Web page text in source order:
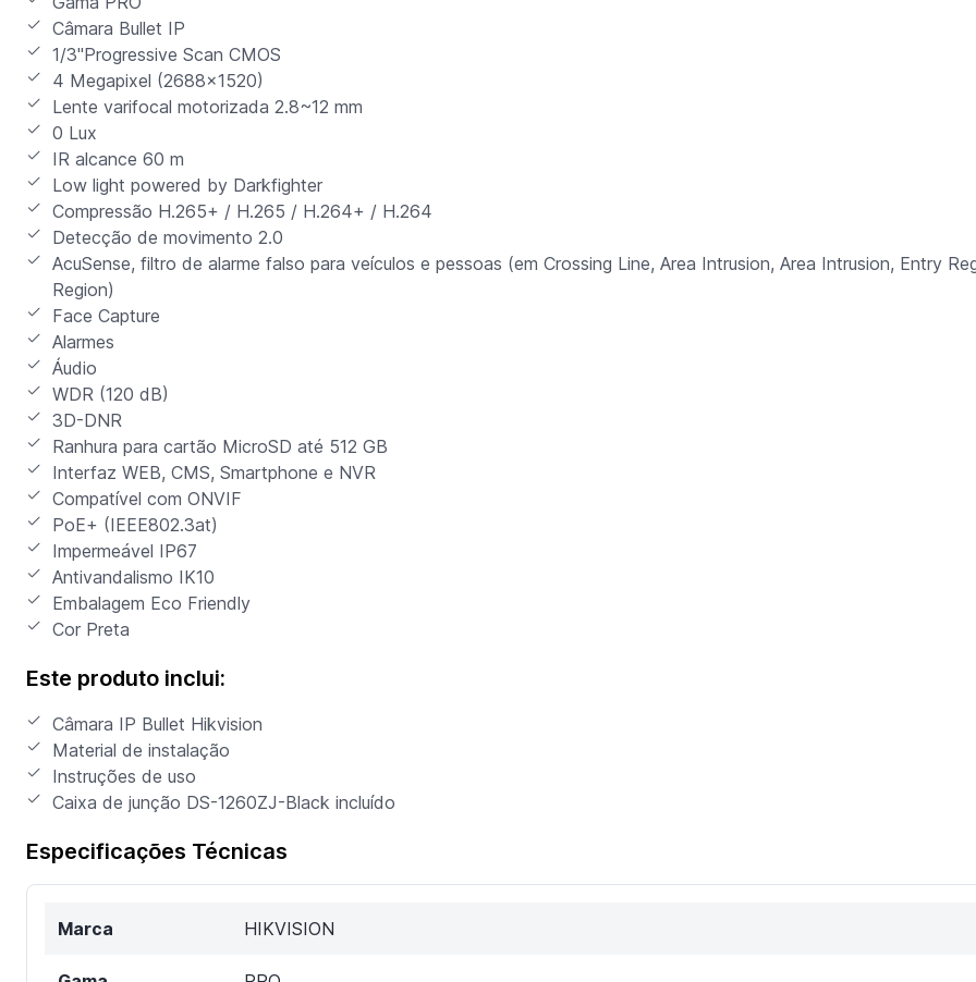
Câmara Bullet IP
1/3"Progressive Scan CMOS
4 Megapixel (2688x1520)
Lente varifocal motorizada 2.8~12 mm
0 Lux
IR alcance 60 m
Low light powered by Darkfighter
Compressão H.265+ / H.265 / H.264+ / H.264
Detecção de movimento 2.0
AcuSense, filtro de alarme falso para veículos e pessoas (em Crossing Line, Area Intrusion, Area Intrusion, Entry
Region)
Face Capture
Alarmes
Áudio
WDR (120 dB)
3D-DNR
Ranhura para cartão MicroSD até 512 GB
Interfaz WEB, CMS, Smartphone e NVR
Compatível com ONVIF
PoE+ (IEEE802.3at)
Impermeável IP67
Antivandalismo IK10
Embalagem Eco Friendly
Cor Preta
Este produto inclui:
Câmara IP Bullet Hikvision
Material de instalação
Instruções de uso
Caixa de junção DS-1260ZJ-Black incluído
Especificações Técnicas
Marca HIKVISION